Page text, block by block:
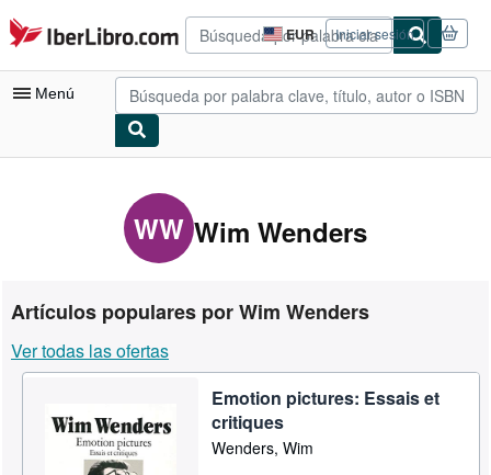
Pasar al contenido principal
IberLibro.com EUR
Preferencias
de
compra
del
Iniciar sesión
Menú
Consultar mis pedidos
Búsqueda avanzada
Libros antiguos
Arte y coleccionismo
Comenzar a vender
WW Wim Wenders
Artículos populares por Wim Wenders
Ver todas las ofertas
Emotion pictures: Essais et
critiques
Wenders, Wim